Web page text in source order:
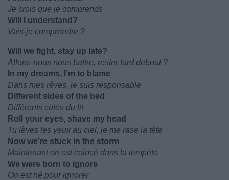
Je crois que je comprends
Will I understand?
Vais-je comprendre ?
Will we fight, stay up late?
Allons-nous nous battre, rester tard debout ?
In my dreams, I’m to blame
Dans mes rêves, je suis responsable
Different sides of the bed
Différents côtés du lit
Roll your eyes, shave my head
Tu lèves les yeux au ciel, je me rase la tête
Now we’re stuck in the storm
Maintenant on est coincé dans la tempête
We were born to ignore
On est né pour ignorer